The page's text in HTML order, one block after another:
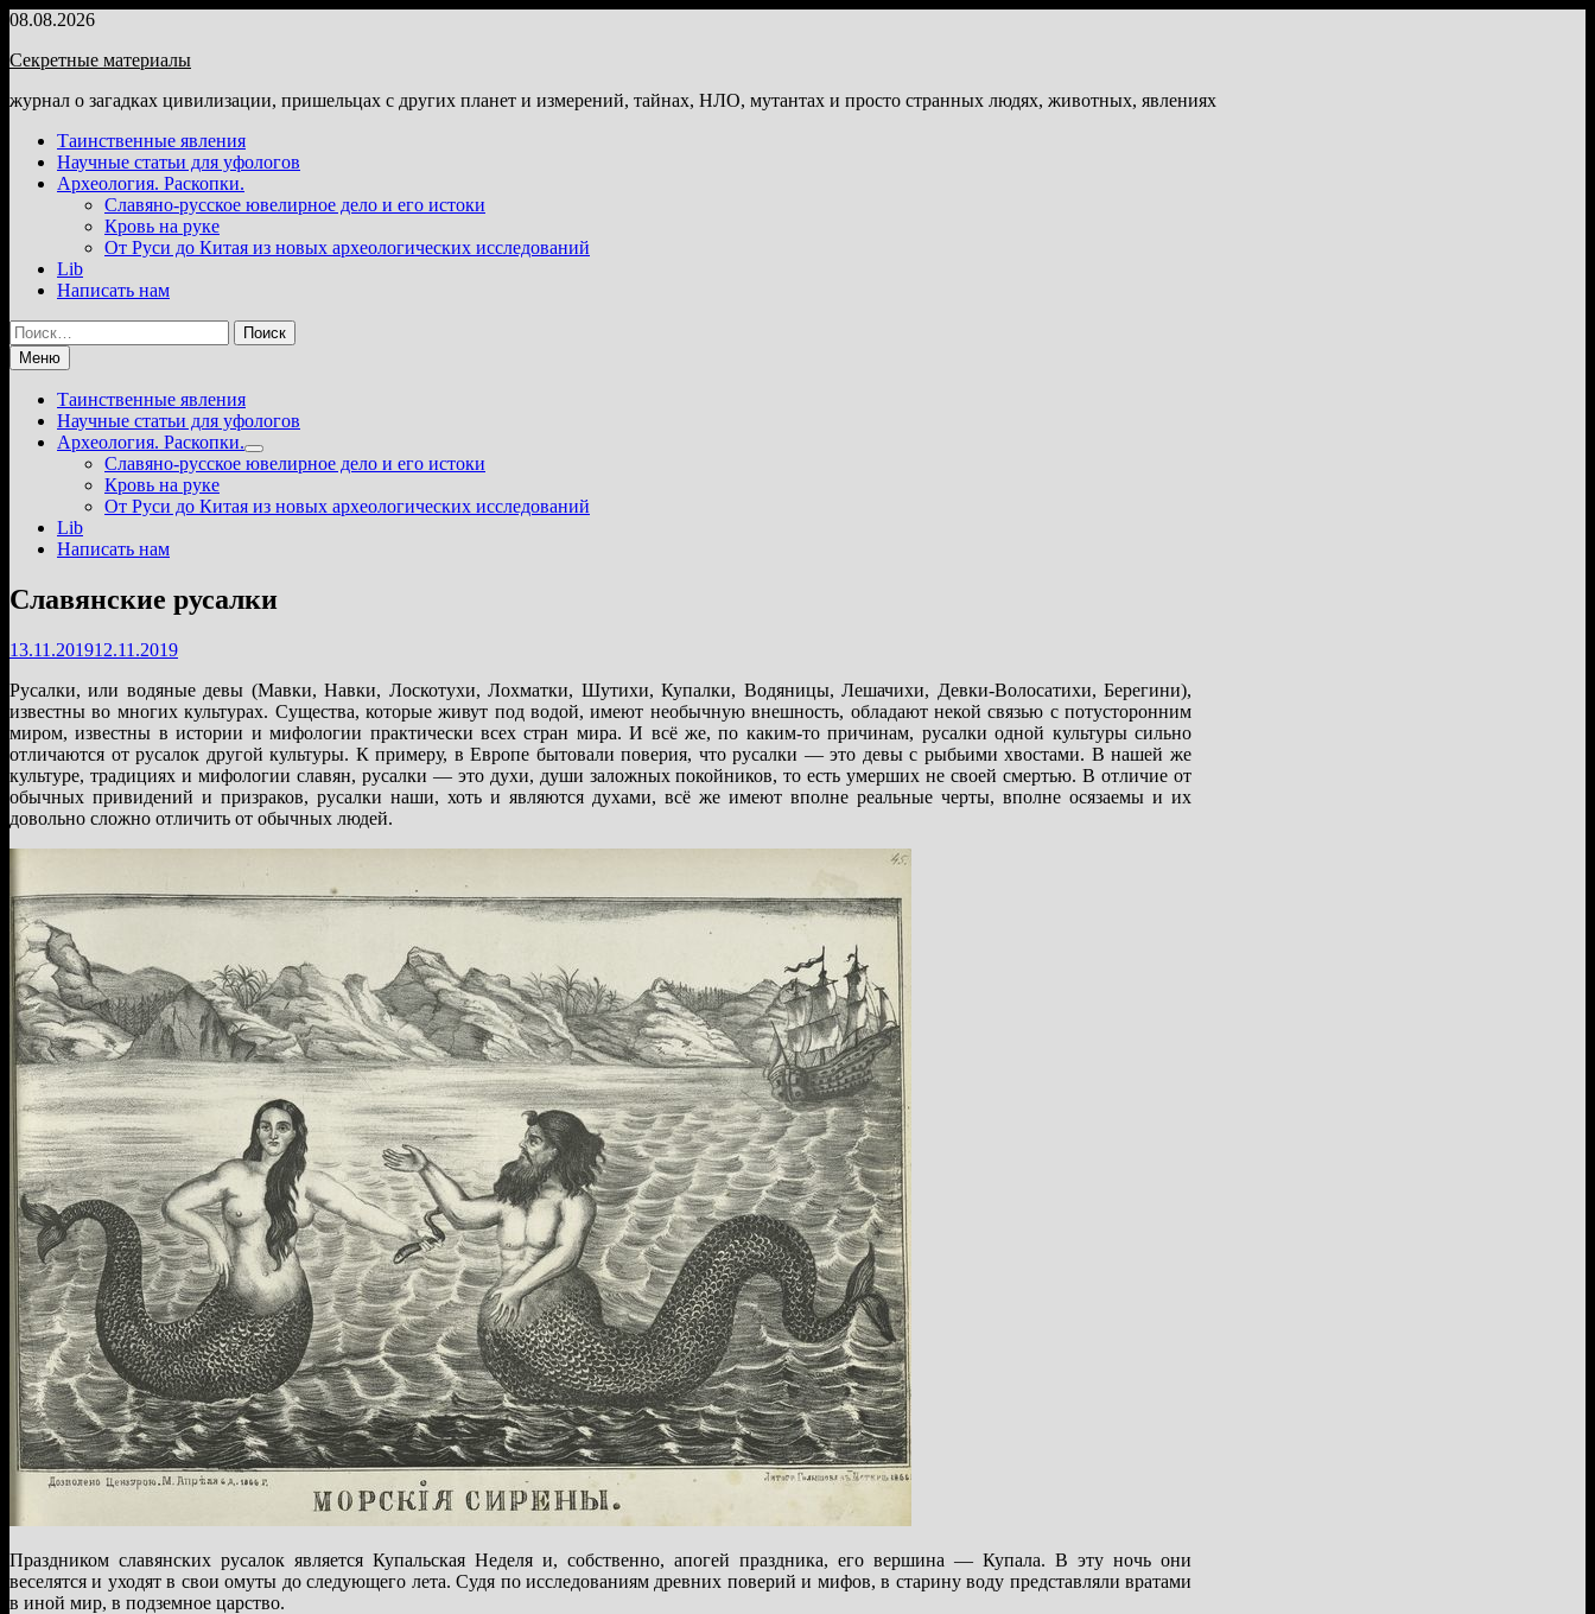
Перейти
содержимому
08.08.2026
Секретные материалы
журнал о загадках цивилизации, пришельцах с других планет и измерений, тайнах, НЛО, мутантах и просто странных людях, животных, явлениях
Таинственные явления
Научные статьи для уфологов
Археология. Раскопки.
Славяно-русское ювелирное дело и его истоки
Кровь на руке
От Руси до Китая из новых археологических исследований
Lib
Написать нам
Найти:
Меню
Таинственные явления
Научные статьи для уфологов
Археология. Раскопки.
Показать
подменю
Славяно-русское ювелирное дело и его истоки
Кровь на руке
От Руси до Китая из новых археологических исследований
Lib
Написать нам
Славянские русалки
13.11.201912.11.2019
Русалки, или водяные девы (Мавки, Навки, Лоскотухи, Лохматки, Шутихи, Купалки, Водяницы, Лешачихи, Девки-Волосатихи, Берегини),
известны во многих культурах. Существа, которые живут под водой, имеют необычную внешность, обладают некой связью с потусторонним
миром, известны в истории и мифологии практически всех стран мира. И всё же, по каким-то причинам, русалки одной культуры сильно
отличаются от русалок другой культуры. К примеру, в Европе бытовали поверия, что русалки — это девы с рыбьими хвостами. В нашей же
культуре, традициях и мифологии славян, русалки — это духи, души заложных покойников, то есть умерших не своей смертью. В отличие от
обычных привидений и призраков, русалки наши, хоть и являются духами, всё же имеют вполне реальные черты, вполне осязаемы и их
довольно сложно отличить от обычных людей.
Праздником славянских русалок является Купальская Неделя и, собственно, апогей праздника, его вершина — Купала. В эту ночь они
веселятся и уходят в свои омуты до следующего лета. Судя по исследованиям древних поверий и мифов, в старину воду представляли вратами
в иной мир, в подземное царство.